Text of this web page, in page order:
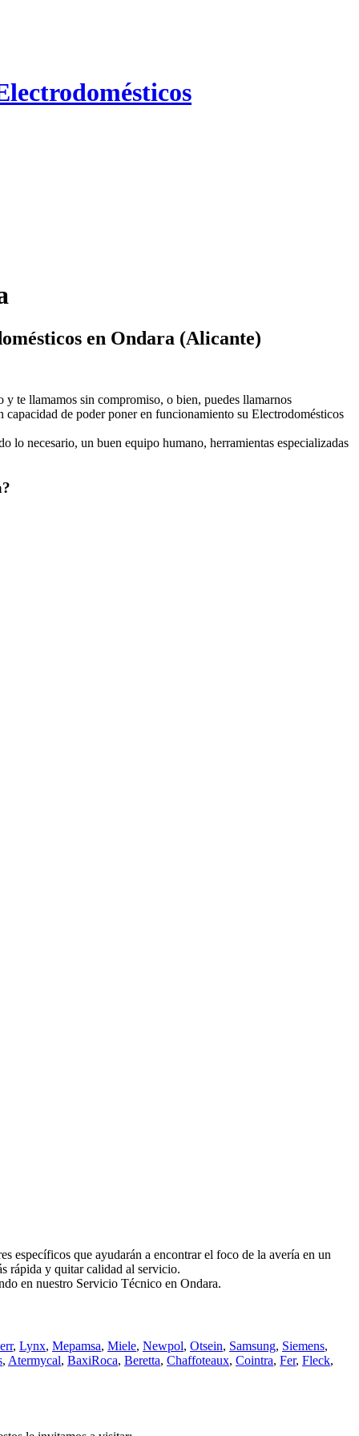
en Ondara (Alicante)
te llamamos sin compromiso, o bien, puedes llamarnos
de poder poner en funcionamiento su Electrodomésticos
necesario, un buen equipo humano, herramientas especializadas
específicos que ayudarán a encontrar el foco de la avería en un
rápida y quitar calidad al servicio.
en nuestro Servicio Técnico en Ondara.
, Lynx, Mepamsa, Miele, Newpol, Otsein, Samsung, Siemens,
, Atermycal, BaxiRoca, Beretta, Chaffoteaux, Cointra, Fer, Fleck,